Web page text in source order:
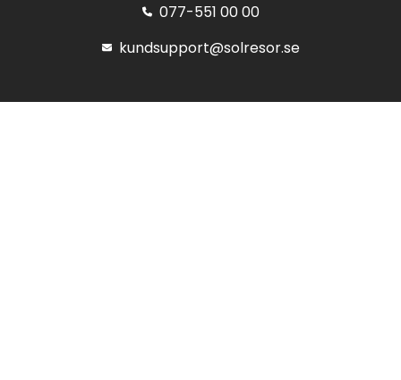
077-551 00 00
kundsupport@solresor.se